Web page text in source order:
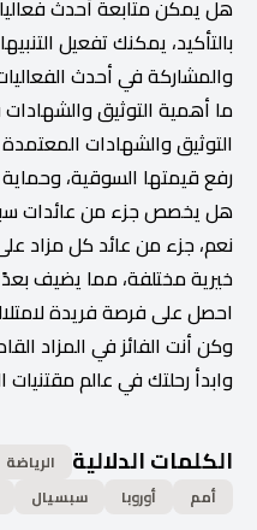
هل يمكن متابعة أحدث
بالتأكيد، يمكنك تفعيل
والمشاركة في أحدث
ما أهمية التوثيق
التوثيق والشهادات
رفع قيمتها السوقية، وحماية
هل يخصص جزء من عائدات
نعم، جزء من عائد كل مزاد
خيرية مختلفة، مما يضيف
احصل على فرصة فريدة
وكن أنت الفائز في المزاد
وابدأ رحلتك في عالم مقتنيات
الكلمات الدلالية الرياضة
أمم
أوروبا سبسيال